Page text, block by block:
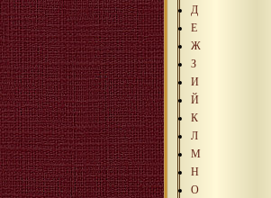
Д
Е
Ж
З
И
Й
К
Л
М
Н
О